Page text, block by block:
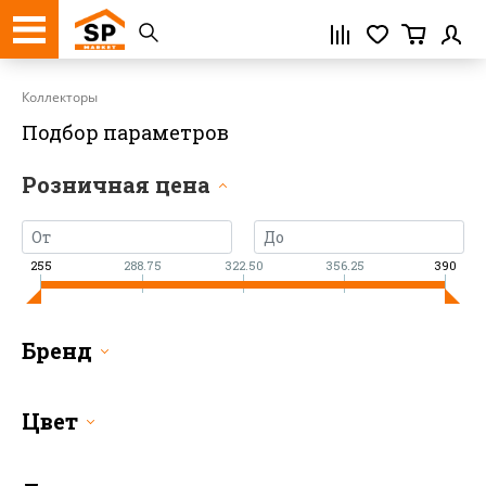
Регистрация
Коллекторы
Подбор параметров
Розничная цена
255 288.75 322.50 356.25 390
Бренд
Цвет